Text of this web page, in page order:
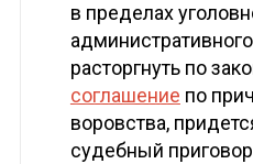
в пределах
расторгнуть по
соглашение по
воровства,
судебный